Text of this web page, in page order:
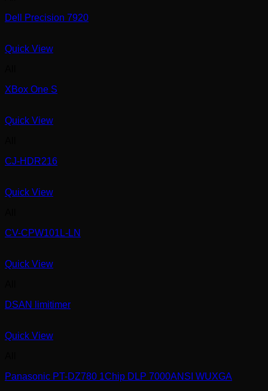
Dell Precision 7920
Quick View
XBox One S
Quick View
CJ-HDR216
Quick View
CV-CPW101L-LN
Quick View
DSAN limitimer
Quick View
Panasonic PT-DZ780 1Chip DLP 7000ANSI WUXGA